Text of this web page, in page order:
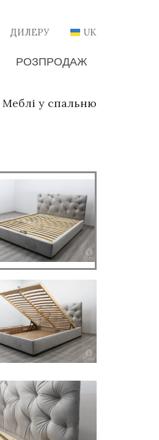
ДИЛЕРУ UK
РОЗПРОДАЖ
Меблі у спальню